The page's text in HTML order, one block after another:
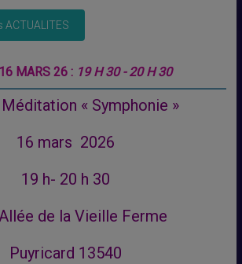
MARS 26 : 19 H 30 - 20 H 30
« Symphonie »
16 mars 2026
19 h- 20 h 30
de la Vieille Ferme
Puyricard 13540